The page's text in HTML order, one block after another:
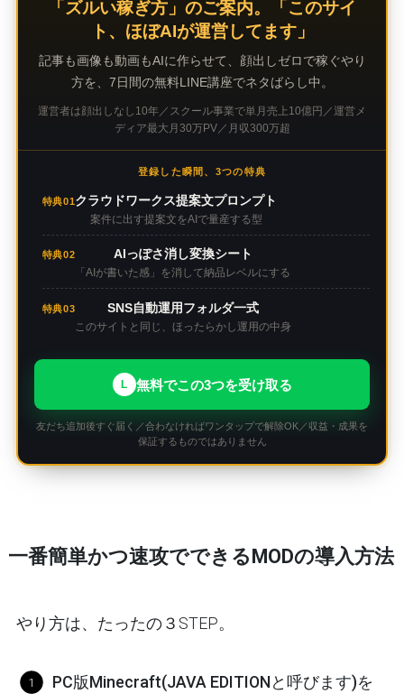
「ズルい稼ぎ方」のご案内。「このサイ
ト、ほぼAIが運営してます」
記事も画像も動画もAIに作らせて、顔出しゼロで稼ぐやり
方を、7日間の無料LINE講座でネタばらし中。
運営者は顔出しなし10年／スクール事業で単月売上10億円／運営メ
ディア最大月30万PV／月収300万超
登録した瞬間、3つの特典
特典01クラウドワークス提案文プロンプト
案件に出す提案文をAIで量産する型
特典02 AIっぽさ消し変換シート
「AIが書いた感」を消して納品レベルにする
特典03 SNS自動運用フォルダ一式
このサイトと同じ、ほったらかし運用の中身
L 無料でこの3つを受け取る
友だち追加後すぐ届く／合わなければワンタップで解除OK／収益・成果を
保証するものではありません
一番簡単かつ速攻でできるMODの導入方法
やり方は、たったの３STEP。
PC版Minecraft(JAVA EDITIONと呼びます)を